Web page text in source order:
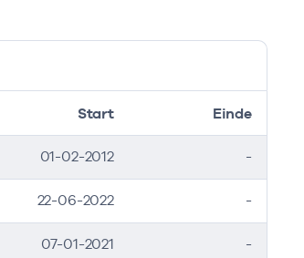
Start Einde
01-02-2012 -
22-06-2022 -
07-01-2021 -